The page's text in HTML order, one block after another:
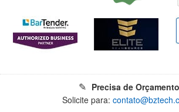
Precisa de
Solicite para: